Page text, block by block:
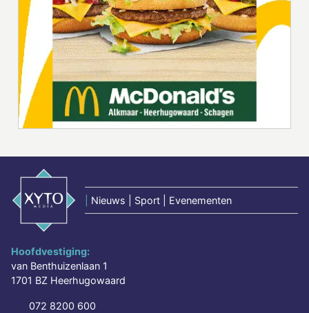
Nieuws | Sport | Evenementen
Hoofdvestiging:
van Benthuizenlaan 1
1701 BZ Heerhugowaard
072 8200 600